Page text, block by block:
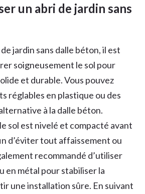
un abri de jardin sans
jardin sans dalle béton, il est
soigneusement le sol pour
et durable. Vous pouvez
réglables en plastique ou des
à la dalle béton.
sol est nivelé et compacté avant
d’éviter tout affaissement ou
recommandé d’utiliser
en métal pour stabiliser la
une installation sûre. En suivant